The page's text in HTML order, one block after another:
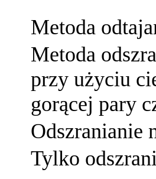
Metoda
Metoda
przy użyciu
gorącej pary
Odszranianie
Tylko